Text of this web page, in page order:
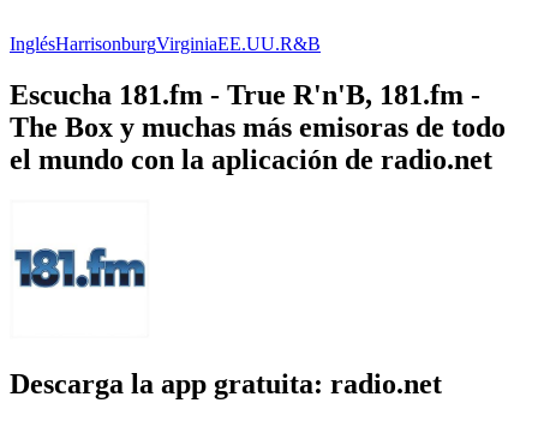
InglésHarrisonburgVirginiaEE.UU.R&B
Escucha 181.fm - True R'n'B, 181.fm -
The Box y muchas más emisoras de todo
el mundo con la aplicación de radio.net
Descarga la app gratuita: radio.net